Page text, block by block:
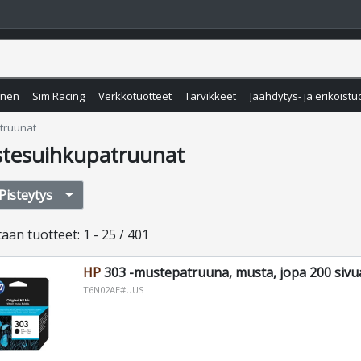
Sim Racing Verkkotuotteet Tarvikkeet Jäähdytys- ja
Pisteytys
tuotteet: 1 - 25 / 401
HP303 -mustepatruuna, musta, jopa 200
T6N02AE#UUS